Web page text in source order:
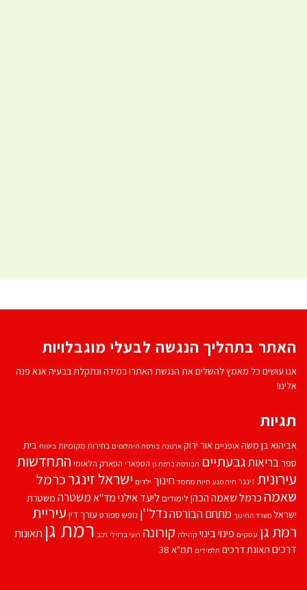
האתר בתהליך הנגשה לבעלי מוגבלויות
אנו עושים כל מאמץ להשלים את הנגשת האתר! במידה ונתקלת בבעיה אנא פנה
אלינו!
תגיות
אביהוא בן משהאופניים אור ירוק ארנונה בורסת היהלומים בחירות מקומיות ביטוח בית
ספרבריאותגבעתיים הבורסה ברמת גן הספארי הפארק הלאומי התחדשות
עירוניתזינגר חיה מנע חיות מחמד חינוך ילדים ישראל זינגרכרמל
שאמה כרמל שאמה הכהן לימודים ליעד אילנימד''אמשטרה משטרת
ישראל משרד החינוך מתחם הבורסהנדל''ן נופש ספורט עורך דין עיריית
רמת גן עסקים פינוי בינוי קהילה קורונה רועי ברזילי רכב רמת גן תאונות
דרכים תאונת דרכים תלמידים תמ"א 38